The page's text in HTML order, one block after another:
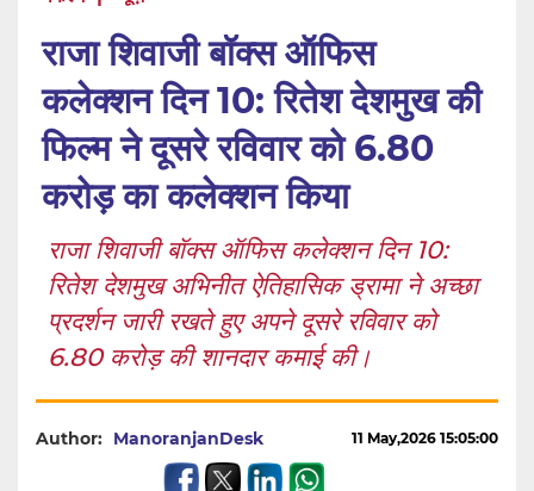
राजा शिवाजी बॉक्स ऑफिस
कलेक्शन दिन 10: रितेश देशमुख की
फिल्म ने दूसरे रविवार को 6.80
करोड़ का कलेक्शन किया
राजा शिवाजी बॉक्स ऑफिस कलेक्शन दिन 10:
रितेश देशमुख अभिनीत ऐतिहासिक ड्रामा ने अच्छा
प्रदर्शन जारी रखते हुए अपने दूसरे रविवार को
6.80 करोड़ की शानदार कमाई की।
Author: ManoranjanDesk 11 May,2026 15:05:00